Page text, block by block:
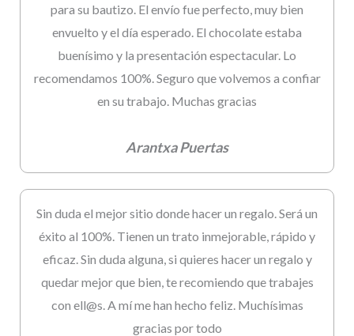
para su bautizo. El envío fue perfecto, muy bien
envuelto y el día esperado. El chocolate estaba
buenísimo y la presentación espectacular. Lo
recomendamos 100%. Seguro que volvemos a confiar
en su trabajo. Muchas gracias
Arantxa Puertas
Sin duda el mejor sitio donde hacer un regalo. Será un
éxito al 100%. Tienen un trato inmejorable, rápido y
eficaz. Sin duda alguna, si quieres hacer un regalo y
quedar mejor que bien, te recomiendo que trabajes
con ell@s. A mí me han hecho feliz. Muchísimas
gracias por todo